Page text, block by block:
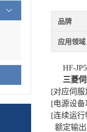
品牌
应用领域
HF-
三菱
[对应伺服
[电源设备
[连续运行
额定输